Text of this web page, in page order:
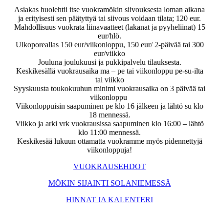
Asiakas huolehtii itse vuokramökin siivouksesta loman aikana
ja erityisesti sen päätyttyä tai siivous voidaan tilata; 120 eur.
Mahdollisuus vuokrata liinavaatteet (lakanat ja pyyheliinat) 15
eur/hlö.
Ulkoporeallas 150 eur/viikonloppu, 150 eur/ 2-päivää tai 300
eur/viikko
Jouluna joulukuusi ja pukkipalvelu tilauksesta.
Keskikesällä vuokrausaika ma – pe tai viikonloppu pe-su-ilta
tai viikko
Syyskuusta toukokuuhun minimi vuokrausaika on 3 päivää tai
viikonloppu
Viikonloppuisin saapuminen pe klo 16 jälkeen ja lähtö su klo
18 mennessä.
Viikko ja arki vrk vuokrausissa saapuminen klo 16:00 – lähtö
klo 11:00 mennessä.
Keskikesää lukuun ottamatta vuokramme myös pidennettyjä
viikonloppuja!
VUOKRAUSEHDOT
MÖKIN SIJAINTI SOLANIEMESSÄ
HINNAT JA KALENTERI